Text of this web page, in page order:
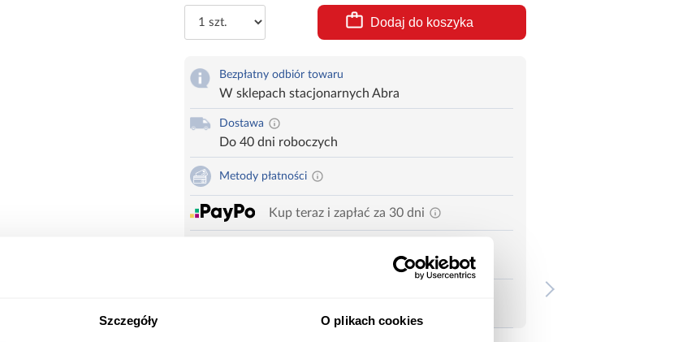
Szczegóły O plikach cookies
Dodaj do koszyka
Bezpłatny odbiór towaru
W sklepach stacjonarnych Abra
Dostawa
Do 40 dni roboczych
Metody płatności
Kup teraz i zapłać za 30 dni